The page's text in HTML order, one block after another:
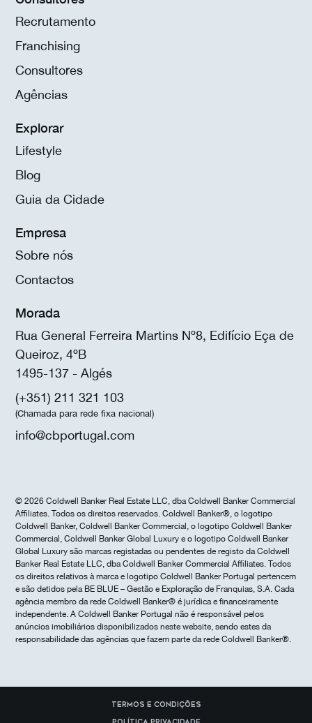
Recrutamento
Franchising
Consultores
Agências
Explorar
Lifestyle
Blog
Guia da Cidade
Empresa
Sobre nós
Contactos
Morada
Rua General Ferreira Martins Nº8, Edifício Eça de
Queiroz, 4ºB
1495-137 - Algés
(+351) 211 321 103
(Chamada para rede fixa nacional)
info@cbportugal.com
© 2026 Coldwell Banker Real Estate LLC, dba Coldwell Banker Commercial
Affiliates. Todos os direitos reservados. Coldwell Banker®, o logotipo
Coldwell Banker, Coldwell Banker Commercial, o logotipo Coldwell Banker
Commercial, Coldwell Banker Global Luxury e o logotipo Coldwell Banker
Global Luxury são marcas registadas ou pendentes de registo da Coldwell
Banker Real Estate LLC, dba Coldwell Banker Commercial Affiliates. Todos
os direitos relativos à marca e logotipo Coldwell Banker Portugal pertencem
e são detidos pela BE BLUE – Gestão e Exploração de Franquias, S.A. Cada
agência membro da rede Coldwell Banker® é jurídica e financeiramente
independente. A Coldwell Banker Portugal não é responsável pelos
anúncios imobiliários disponibilizados neste website, sendo estes da
responsabilidade das agências que fazem parte da rede Coldwell Banker®.
Termos e Condições